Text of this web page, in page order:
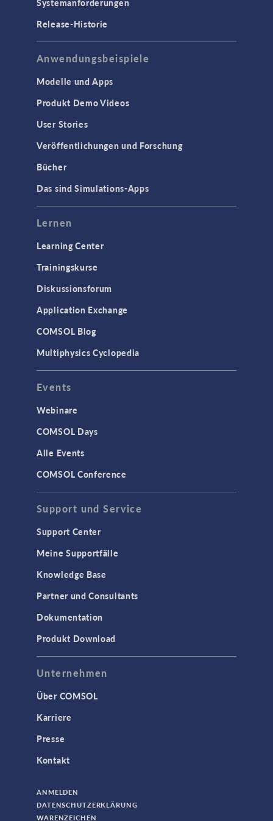
Halbleiterbauelemente
Hochfrequenz- und
Niederfrequenz-Elektromagnetik
Plasmaphysik
SCHNITTSTELLEN
CAD
STRÖMUNG & WÄRME
(CFD)
Mikrofluidik
Particle Tracing in Strömungen
Strömung in porösen Medien
Wärmetransport
STRUKTURMECHANIK &
AKUSTIK
Akustik & Schwingungen
Materialmodelle
MEMS & Piezoelektrische Elemente
WISSENSCHAFT AKTUELL
TAGS
3D-Druck
AC/DC Module
Acoustics Module
Ausgewählte Wissenschaftler
Battery Design Module
Bioengineering
CFD Module
Chemical Reaction Engineering Module
Corrosion Module
Electrochemistry Module
Fuel Cell & Electrolyzer Module
Systemanforderungen
Release-Historie
Anwendungsbeispiele
Modelle und Apps
Produkt Demo Videos
User Stories
Veröffentlichungen und Forschung
Bücher
Das sind Simulations-Apps
Lernen
Learning Center
Trainingskurse
Diskussionsforum
Application Exchange
COMSOL Blog
Multiphysics Cyclopedia
Events
Webinare
COMSOL Days
Alle Events
COMSOL Conference
Support und Service
Support Center
Meine Supportfälle
Knowledge Base
Partner und Consultants
Dokumentation
Produkt Download
Unternehmen
Über COMSOL
Karriere
Presse
Kontakt
ANMELDEN
DATENSCHUTZERKLÄRUNG
WARENZEICHEN